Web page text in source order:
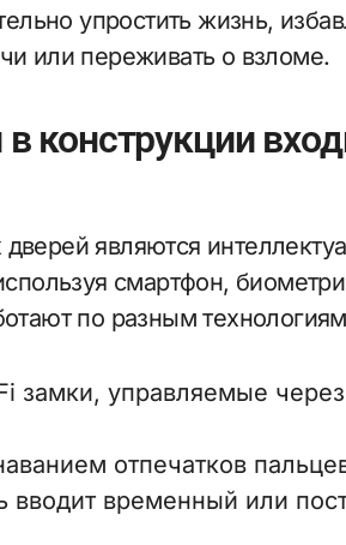
упростить жизнь,
или переживать о взломе.
конструкции
являются
смартфон,
по разным
замки, управляемые
отпечатков
вводит временный или